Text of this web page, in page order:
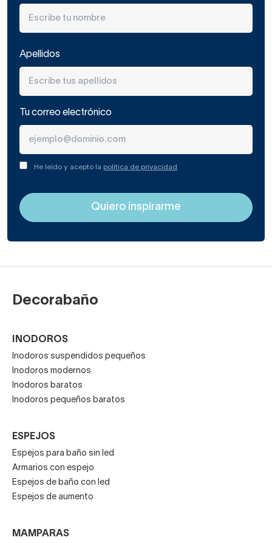
Apellidos
Tu correo electrónico
He leído y acepto la política de privacidad
Decorabaño
INODOROS
Inodoros suspendidos pequeños
Inodoros modernos
Inodoros baratos
Inodoros pequeños baratos
ESPEJOS
Espejos para baño sin led
Armarios con espejo
Espejos de baño con led
Espejos de aumento
MAMPARAS